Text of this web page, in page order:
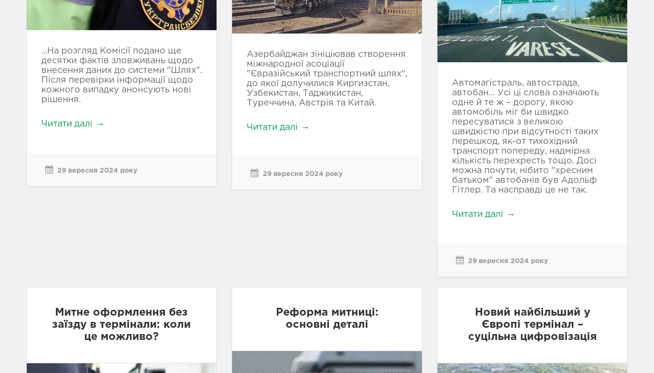
...На розгляд Комісії подано ще
десятки фактів зловживань щодо
внесення даних до системи "Шлях".
Після перевірки інформації щодо
кожного випадку анонсують нові
рішення.
Читати далі
29 вересня 2024 року
Азербайджан зініціював створення
міжнародної асоціації
"Євразійський транспортний шлях",
до якої долучилися Киргизстан,
Узбекистан, Таджикистан,
Туреччина, Австрія та Китай.
Читати далі
29 вересня 2024 року
Автомагістраль, автострада,
автобан… Усі ці слова означають
одне й те ж – дорогу, якою
автомобіль міг би швидко
пересуватися з великою
швидкістю при відсутності таких
перешкод, як-от тихохідний
транспорт попереду, надмірна
кількість перехресть тощо. Досі
можна почути, нібито "хресним
батьком" автобанів був Адольф
Гітлер. Та насправді це не так.
Читати далі
29 вересня 2024 року
Митне оформлення без
заїзду в термінали: коли
це можливо?
Реформа митниці:
основні деталі
Новий найбільший у
Європі термінал –
суцільна цифровізація